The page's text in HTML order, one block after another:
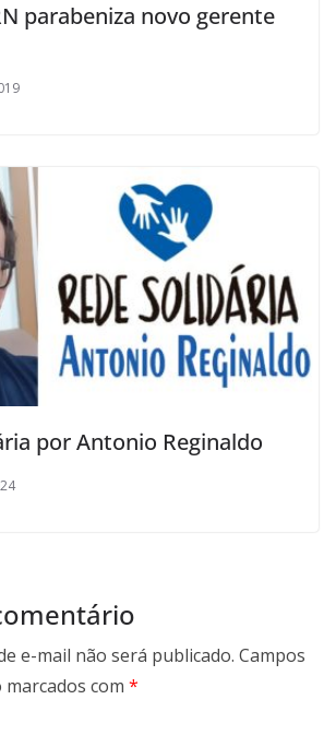
parabeniza novo gerente
por Antonio Reginaldo
e-mail não será publicado. Campos
com *